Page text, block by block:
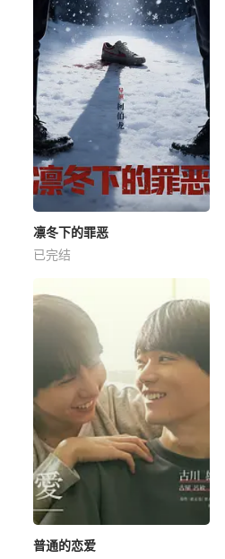
凛冬下的罪恶
已完结
普通的恋爱